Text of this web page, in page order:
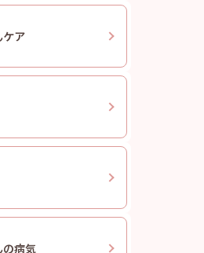
ケア
の病気